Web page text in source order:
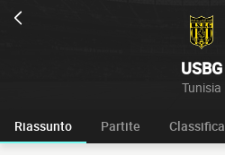
USBG
Tunisia
Riassunto Partite Classifica